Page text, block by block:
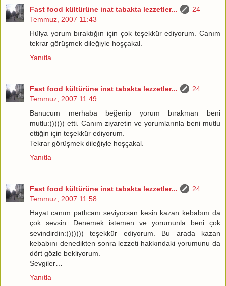
Fast food kültürüne inat tabakta lezzetler...
24
Temmuz, 2007 11:43
Hülya yorum bıraktığın için çok teşekkür ediyorum. Canım
tekrar görüşmek dileğiyle hoşçakal.
Yanıtla
Fast food kültürüne inat tabakta lezzetler...
24
Temmuz, 2007 11:49
Banucum merhaba beğenip yorum bırakman beni
mutlu:)))))) etti. Canım ziyaretin ve yorumlarınla beni mutlu
ettiğin için teşekkür ediyorum.
Tekrar görüşmek dileğiyle hoşçakal.
Yanıtla
Fast food kültürüne inat tabakta lezzetler...
24
Temmuz, 2007 11:58
Hayat canım patlıcanı seviyorsan kesin kazan kebabını da
çok sevsin. Denemek istemen ve yorumunla beni çok
sevindirdin:))))))) teşekkür ediyorum. Bu arada kazan
kebabını denedikten sonra lezzeti hakkındaki yorumunu da
dört gözle bekliyorum.
Sevgiler…
Yanıtla